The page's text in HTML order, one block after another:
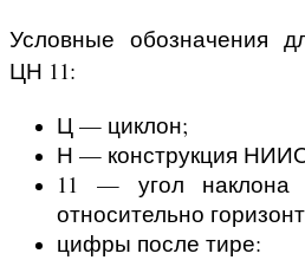
Условные обозначения
ЦН 11:
Ц — циклон;
Н — конструкция
11 — угол наклона
относительно
цифры после тире: